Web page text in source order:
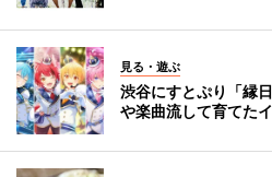
見る・遊ぶ
渋谷にすとぷり「縁
や楽曲流して育てた